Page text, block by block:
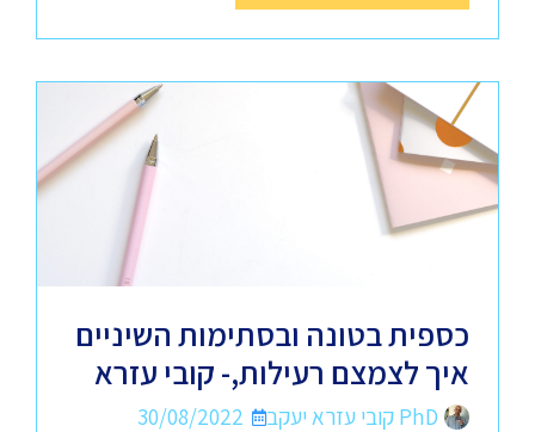
כספית בטונה ובסתימות השיניים
איך לצמצם רעילות,- קובי עזרא
PhD קובי עזרא יעקב
30/08/2022